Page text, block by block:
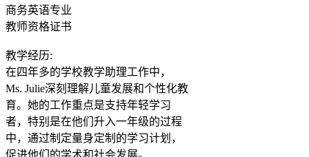
商务英语专业
教师资格证书
教学经历:
在四年多的学校教学助理工作中，
Ms. Julie深刻理解儿童发展和个性化教
育。她的工作重点是支持年轻学习
者，特别是在他们升入一年级的过程
中，通过制定量身定制的学习计划，
促进他们的学术和社会发展。